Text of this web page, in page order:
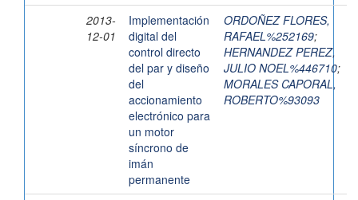
2013-
12-01
Implementación
digital del
control directo
del par y diseño
del
accionamiento
electrónico para
un motor
síncrono de
imán
permanente
ORDOÑEZ FLORES,
RAFAEL%252169;
HERNANDEZ PEREZ,
JULIO NOEL%446710;
MORALES CAPORAL,
ROBERTO%93093